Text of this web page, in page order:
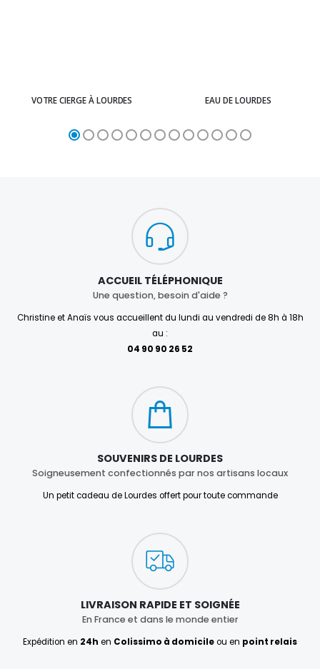
VOTRE CIERGE À LOURDES EAU DE LOURDES
ACCUEIL TÉLÉPHONIQUE
Une question, besoin d'aide ?
Christine et Anaïs vous accueillent du lundi au vendredi de 8h à 18h
au :
04 90 90 26 52
SOUVENIRS DE LOURDES
Soigneusement confectionnés par nos artisans locaux
Un petit cadeau de Lourdes offert pour toute commande
LIVRAISON RAPIDE ET SOIGNÉE
En France et dans le monde entier
Expédition en 24h en Colissimo à domicileou en point relais